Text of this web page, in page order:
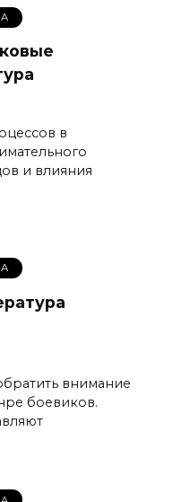
в
и влияния
внимание
боевиков.